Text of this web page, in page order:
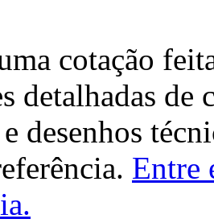
cotação
detalhadas de
desenhos
Entre